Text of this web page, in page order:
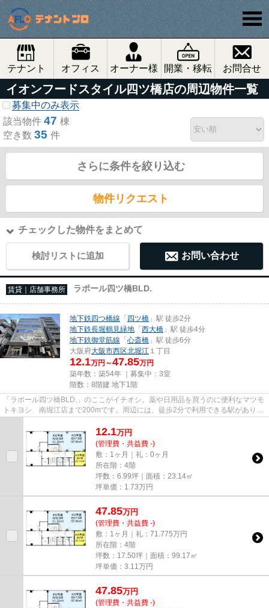
テナント オフィス オーナー様 開業・移転 お問合せ
イオンフードスタイル四ツ橋店の周辺物件一覧
募集中のみ表示
該当物件 47 棟
空き数 35 件
さらに条件を絞り込む
物件リクエスト
チェックした物件をまとめて
検討リストに追加 お問い合わせ
賃貸｜店舗事務所 ラポール四ツ橋BLD.
地下鉄四つ橋線 「四ツ橋 」駅 徒歩2分
地下鉄長堀鶴見緑地 「西大橋 」駅 徒歩4分
地下鉄御堂筋線 「心斎橋 」駅 徒歩6分
大阪府大阪市西区北堀江 １丁目
12.1万円～47.85万円
築年数：築54年 ｜募集中： 3室
階数：8階建 地下1階
「ラポール四ツ橋BLD.」のここがイチオシ。薬や日用品を買うのに便利なマツモ
トキヨシ 南堀江店まで200mです。周辺には、徒歩2分で利用できる駅がありま
す。駐車場までの距離は300mで...
12.1万円
(管理費・共益費 -)
敷：1ヶ月｜礼：0ヶ月
所在階：4階
坪数：6.99坪｜面積：23.14㎡
坪単価： 1.73万円
47.85万円
(管理費・共益費 -)
敷：1ヶ月｜礼：71.775万円
所在階：4階
坪数：17.50坪｜面積：99.17㎡
坪単価： 3.11 万円
47.85万円
(管理費・共益費 -)